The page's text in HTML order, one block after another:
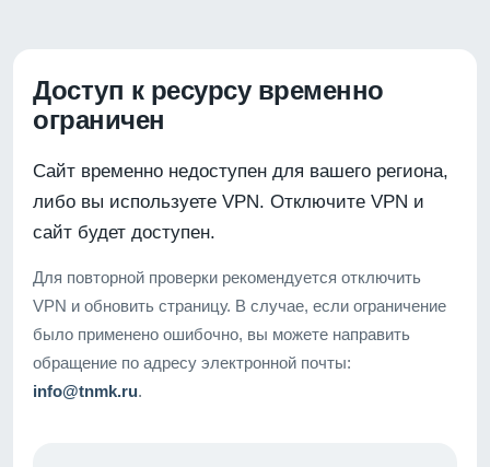
Доступ к ресурсу временно
ограничен
Сайт временно недоступен для вашего региона,
либо вы используете VPN. Отключите VPN и
сайт будет доступен.
Для повторной проверки рекомендуется отключить
VPN и обновить страницу. В случае, если ограничение
было применено ошибочно, вы можете направить
обращение по адресу электронной почты:
info@tnmk.ru.